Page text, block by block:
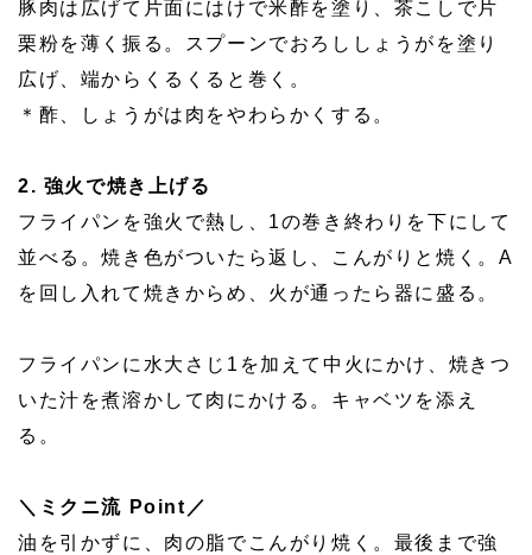
豚肉は広げて片面にはけで米酢を塗り、茶こしで片
栗粉を薄く振る。スプーンでおろししょうがを塗り
広げ、端からくるくると巻く。
＊酢、しょうがは肉をやわらかくする。
2. 強火で焼き上げる
フライパンを強火で熱し、1の巻き終わりを下にして
並べる。焼き色がついたら返し、こんがりと焼く。A
を回し入れて焼きからめ、火が通ったら器に盛る。
フライパンに水大さじ1を加えて中火にかけ、焼きつ
いた汁を煮溶かして肉にかける。キャベツを添え
る。
＼ミクニ流 Point／
油を引かずに、肉の脂でこんがり焼く。最後まで強